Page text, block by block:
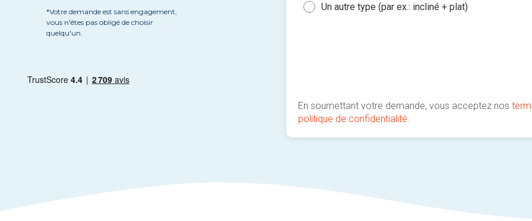
*Votre demande est sans engagement,
vous n'êtes pas obligé de choisir
quelqu'un.
Un autre type (par ex.: incliné + plat)
En soumettant votre demande, vous acceptez nos
politique de confidentialité.